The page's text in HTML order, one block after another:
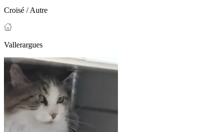
Croisé / Autre
Vallerargues